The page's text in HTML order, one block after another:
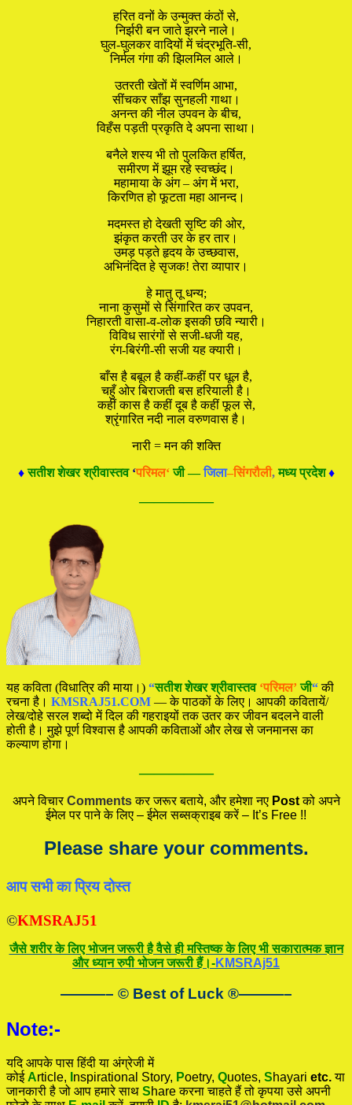
हरित वनों के उन्मुक्त कंठों से,
निर्झरी बन जाते झरने नाले।
घुल-घुलकर वादियों में चंद्रभूति-सी,
निर्मल गंगा की झिलमिल आले।
उतरती खेतों में स्वर्णिम आभा,
सींचकर साँझ सुनहली गाथा।
अनन्त की नील उपवन के बीच,
विहँस पड़ती प्रकृति दे अपना साथा।
बनैले शस्य भी तो पुलकित हर्षित,
समीरण में झूम रहे स्वच्छंद।
महामाया के अंग – अंग में भरा,
किरणित हो फूटता महा आनन्द।
मदमस्त हो देखती सृष्टि की ओर,
झंकृत करती उर के हर तार।
उमड़ पड़ते हृदय के उच्छवास,
अभिनंदित हे सृजक! तेरा व्यापार।
हे मातु तू धन्य;
नाना कुसुमों से सिंगारित कर उपवन,
निहारती वासा-व-लोक इसकी छवि न्यारी।
विविध सारंगों से सजी-धजी यह,
रंग-बिरंगी-सी सजी यह क्यारी।
बाँस है बबूल है कहीं-कहीं पर धूल है,
चहुँ ओर बिराजती बस हरियाली है।
कहीं कास है कहीं दूब है कहीं फूल से,
श्रृंगारित नदी नाल वरुणवास है।
नारी = मन की शक्ति
♦सतीश शेखर श्रीवास्तव ‘परिमल‘जी —जिला–सिंगरौली, मध्य प्रदेश ♦
—————
यह कविता (विधात्रि की माया।) “सतीश शेखर श्रीवास्तव‘परिमल’जी“की
रचना है। KMSRAJ51.COM — के पाठकों के लिए। आपकी कवितायें/
लेख/दोहे सरल शब्दो में दिल की गहराइयों तक उतर कर जीवन बदलने वाली
होती है। मुझे पूर्ण विश्वास है आपकी कविताओं और लेख से जनमानस का
कल्याण होगा।
—————
अपने विचारCommentsकर जरूर बताये, और हमेशा नए Postको अपने
ईमेल पर पाने के लिए – ईमेल सब्सक्राइब करें – It’s Free !!
Please share your comments.
आप सभी का प्रिय दोस्त
©KMSRAJ51
जैसे शरीर के लिए भोजन जरूरी है वैसे ही मस्तिष्क के लिए भी सकारात्मक ज्ञान
और ध्यान रुपी भोजन जरूरी हैं।-KMSRAj51
———– © Best of Luck ®———–
Note:-
यदि आपके पास हिंदी या अंग्रेजी में
कोईArticle, nspirational Story, Poetry, Quotes, Shayari etc.या
जानकारी है जो आप हमारे साथ Share करना चाहते हैं तो कृपया उसे अपनी